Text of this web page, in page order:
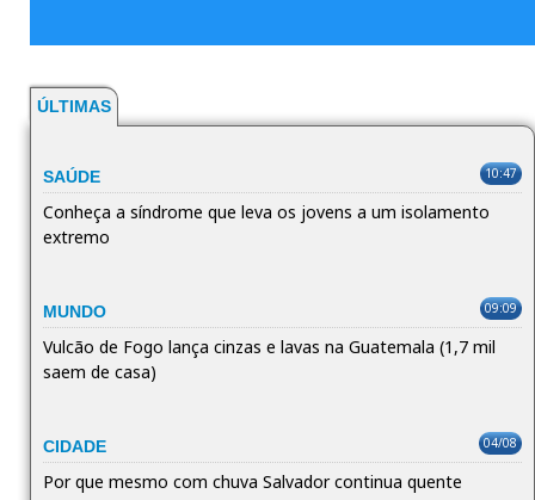
ÚLTIMAS
SAÚDE 10:47
Conheça a síndrome que leva os jovens a um isolamento
extremo
MUNDO 09:09
Vulcão de Fogo lança cinzas e lavas na Guatemala (1,7 mil
saem de casa)
CIDADE 04/08
Por que mesmo com chuva Salvador continua quente